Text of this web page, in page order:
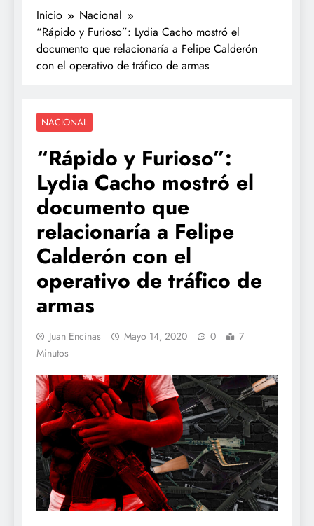
Inicio
Nacional
“Rápido y Furioso”: Lydia Cacho mostró el
documento que relacionaría a Felipe Calderón
con el operativo de tráfico de armas
NACIONAL
“Rápido y Furioso”:
Lydia Cacho mostró el
documento que
relacionaría a Felipe
Calderón con el
operativo de tráfico de
armas
Juan Encinas Mayo 14, 2020 0
7
Minutos